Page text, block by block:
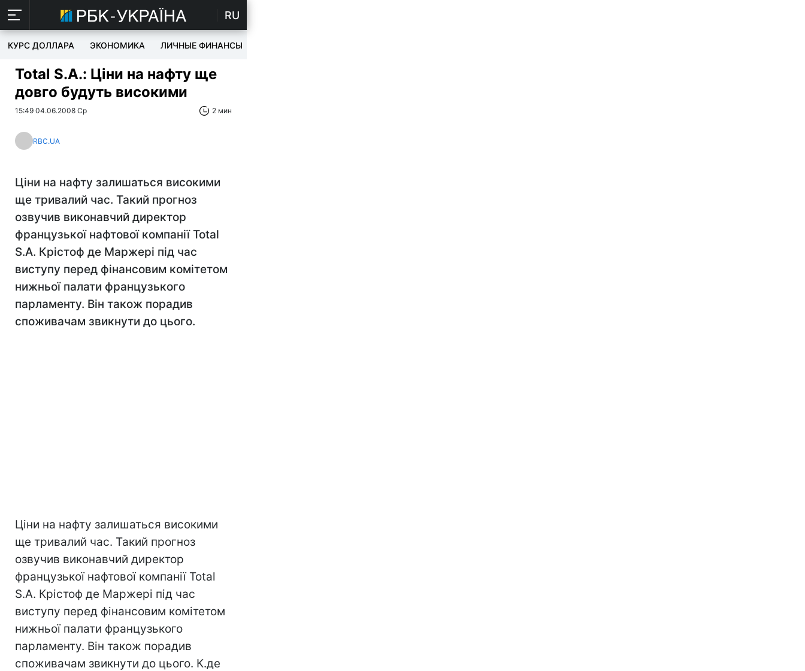
RU
КУРС ДОЛЛАРА ЭКОНОМИКА ЛИЧНЫЕ ФИНАНСЫ
Total S.A.: Ціни на нафту ще
довго будуть високими
15:49 04.06.2008 Ср 2 мин
RBC.UA
Ціни на нафту залишаться високими
ще тривалий час. Такий прогноз
озвучив виконавчий директор
французької нафтової компанії Total
S.A. Крістоф де Маржері під час
виступу перед фінансовим комітетом
нижньої палати французького
парламенту. Він також порадив
споживачам звикнути до цього.
Ціни на нафту залишаться високими
ще тривалий час. Такий прогноз
озвучив виконавчий директор
французької нафтової компанії Total
S.A. Крістоф де Маржері під час
виступу перед фінансовим комітетом
нижньої палати французького
парламенту. Він також порадив
споживачам звикнути до цього. К.де